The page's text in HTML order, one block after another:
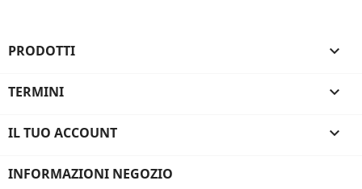
PRODOTTI 
TERMINI 
IL TUO ACCOUNT 
INFORMAZIONI NEGOZIO